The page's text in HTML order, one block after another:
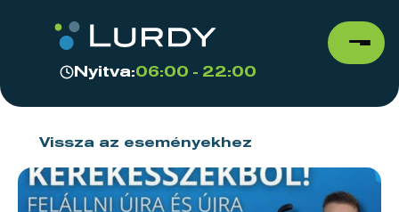
Nyitva:06:00 - 22:00
Vissza az eseményekhez